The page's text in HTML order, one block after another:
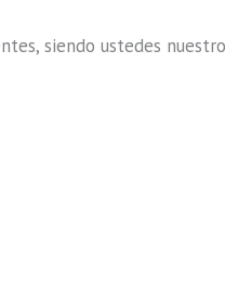
siendo ustedes